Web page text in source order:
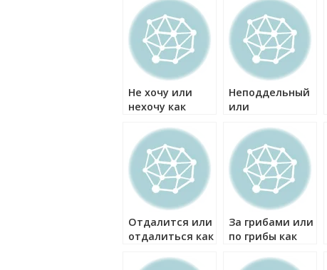
Не хочу или
нехочу как
Неподдельный
или
как правильно?
Отдалится или
отдалиться как
За грибами или
по грибы как